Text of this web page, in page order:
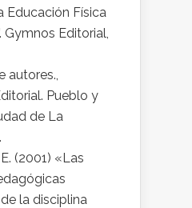
Educación Física
Gymnos Editorial,
autores.,
Pueblo y
de La
(2001) «Las
la disciplina